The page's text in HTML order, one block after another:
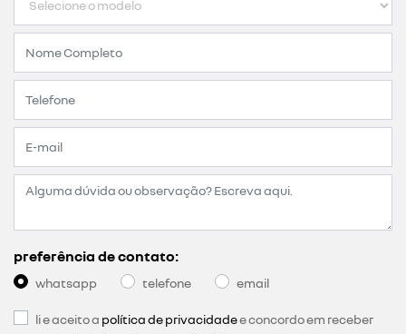
preferência de contato:
whatsapp telefone email
li e aceito a política de privacidadee concordo em receber